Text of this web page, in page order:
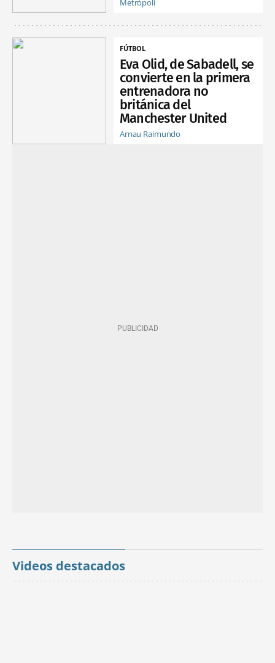
FÚTBOL
Eva Olid, de Sabadell, se
convierte en la primera
entrenadora no
británica del
Manchester United
Arnau Raimundo
Videos destacados